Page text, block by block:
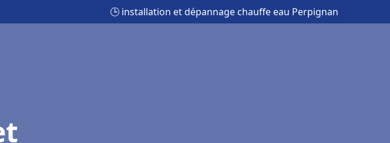
🕒 installation et dépannage chauffe eau Perpignan